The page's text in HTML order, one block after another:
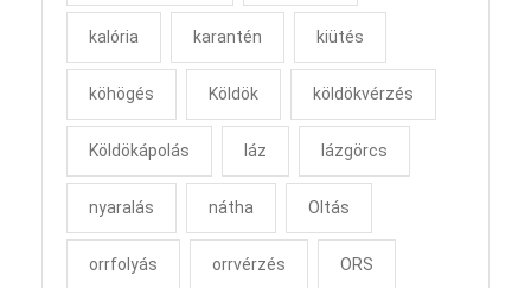
kalória karantén kiütés
köhögés Köldök köldökvérzés
Köldökápolás láz lázgörcs
nyaralás nátha Oltás
orrfolyás orrvérzés ORS